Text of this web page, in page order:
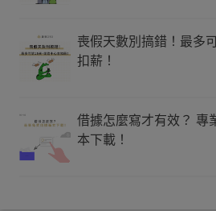
喪假天數別搞錯！最多
扣薪！
借據怎麼寫才有效？ 專
本下載！